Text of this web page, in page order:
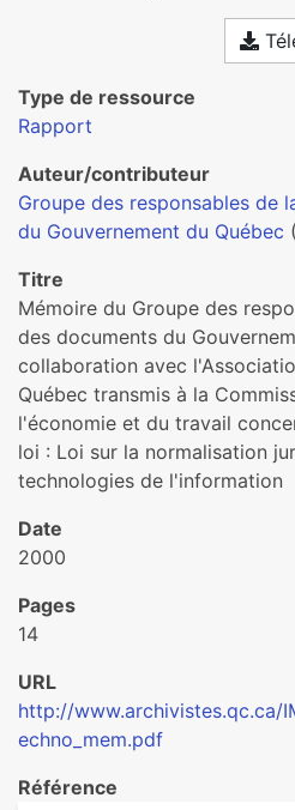
Type de ressource
Rapport
Auteur/contributeur
Groupe des responsables de
du Gouvernement du Québec
Titre
Mémoire du Groupe des
des documents du
collaboration avec
Québec transmis à la
l'économie et du travail
loi : Loi sur la normalisation
technologies de l'information
Date
2000
Pages
14
URL
http://www.archivistes.qc.ca/
echno_mem.pdf
Référence